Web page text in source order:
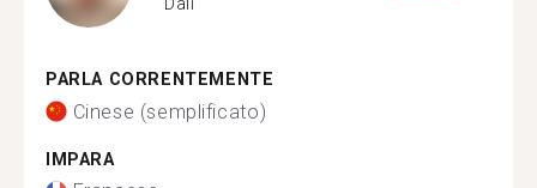
PARLA CORRENTEMENTE
Cinese (semplificato)
IMPARA